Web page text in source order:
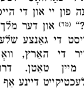
פון יי און די
(מד)און דער
די גאַנצע
די האַרץ,
מיין טאַטן.
דיינע אַף